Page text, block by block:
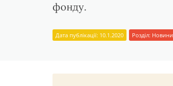
фонду.
Дата публікації: 10.1.2020 Розділ: Новини